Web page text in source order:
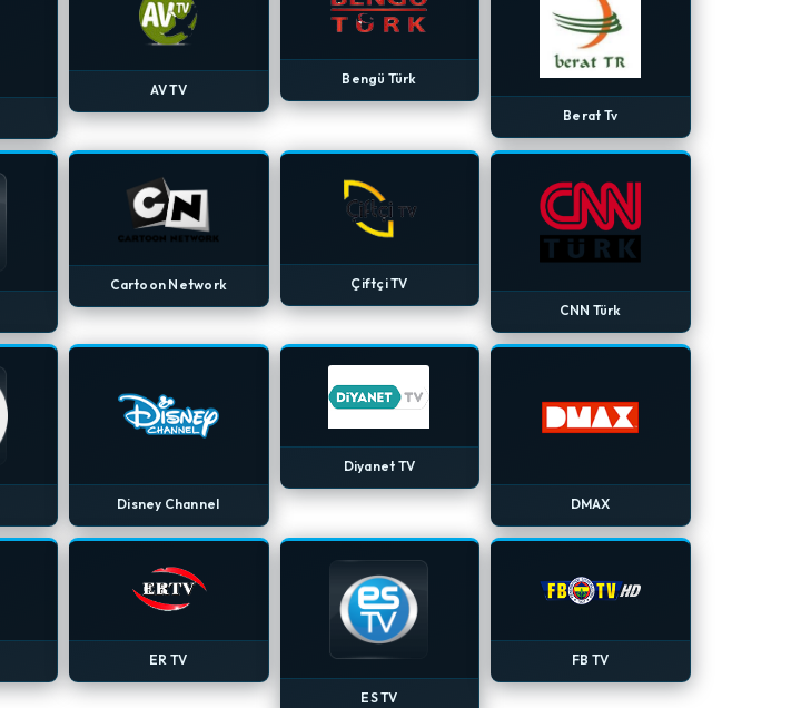
AV TV
Bengü Türk
Berat Tv
Cartoon Network
Çiftçi TV
CNN Türk
Disney Channel
Diyanet TV
DMAX
ER TV
ES TV
FB TV